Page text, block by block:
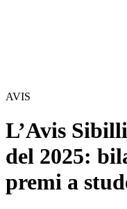
AVIS
L’Avis
del 2025:
premi a